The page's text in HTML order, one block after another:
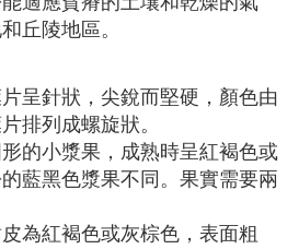
丘陵地區。
呈針狀，尖銳而堅硬，顏色由
排列成螺旋狀。
的小漿果，成熟時呈紅褐色或
藍黑色漿果不同。果實需要兩
為紅褐色或灰棕色，表面粗